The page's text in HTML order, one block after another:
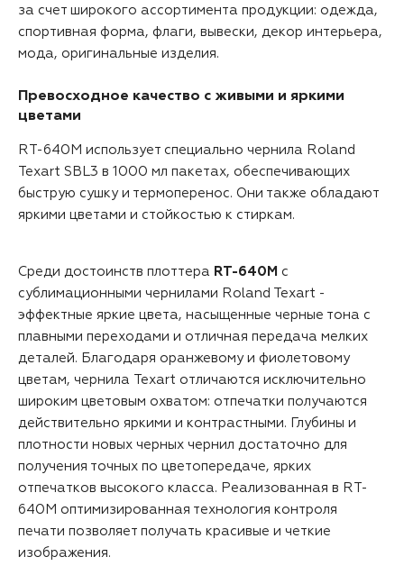
за счет широкого ассортимента продукции: одежда,
спортивная форма, флаги, вывески, декор интерьера,
мода, оригинальные изделия.
Превосходное качество с живыми и яркими
цветами
RT-640M использует специально чернила Roland
Texart SBL3 в 1000 мл пакетах, обеспечивающих
быструю сушку и термоперенос. Они также обладают
яркими цветами и стойкостью к стиркам.
Среди достоинств плоттера RT-640M с
сублимационными чернилами Roland Texart -
эффектные яркие цвета, насыщенные черные тона с
плавными переходами и отличная передача мелких
деталей. Благодаря оранжевому и фиолетовому
цветам, чернила Texart отличаются исключительно
широким цветовым охватом: отпечатки получаются
действительно яркими и контрастными. Глубины и
плотности новых черных чернил достаточно для
получения точных по цветопередаче, ярких
отпечатков высокого класса. Реализованная в RT-
640M оптимизированная технология контроля
печати позволяет получать красивые и четкие
изображения.